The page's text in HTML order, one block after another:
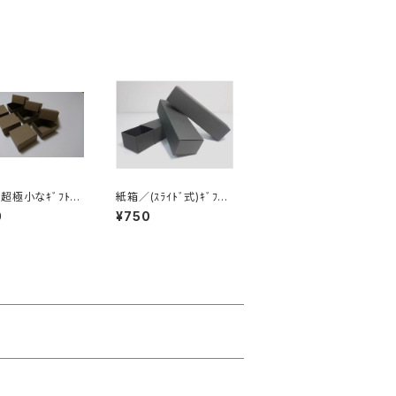
極小なｷﾞﾌﾄﾎﾞ
ﾃｨｰ・ｼｬﾝﾊﾟﾝｱｯ
紙箱／(ｽﾗｲﾄﾞ式)ｷﾞﾌﾄ
ﾎﾞｯｸｽ-めがね・眼鏡ｻｲ
ｽﾞ 3個入
¥750